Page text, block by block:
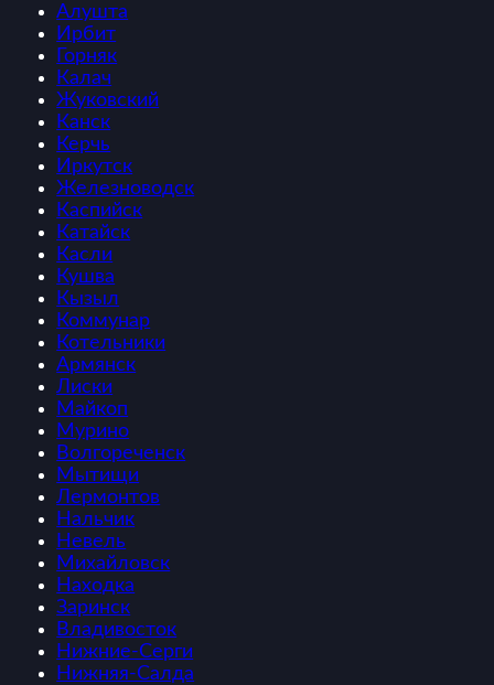
Алушта
Ирбит
Горняк
Калач
Жуковский
Канск
Керчь
Иркутск
Железноводск
Каспийск
Катайск
Касли
Кушва
Кызыл
Коммунар
Котельники
Армянск
Лиски
Майкоп
Мурино
Волгореченск
Мытищи
Лермонтов
Нальчик
Невель
Михайловск
Находка
Заринск
Владивосток
Нижние-Серги
Нижняя-Салда